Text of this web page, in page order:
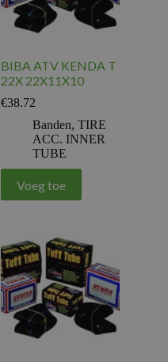
BIBA ATV KENDA T
22X 22X11X10
€38.72
Banden, TIRE
ACC. INNER
TUBE
Voeg toe